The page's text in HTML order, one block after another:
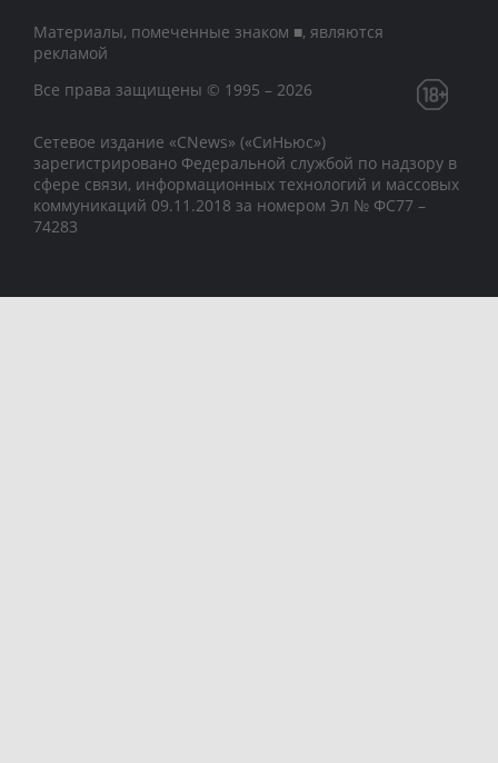
Материалы, помеченные знаком ■, являются
рекламой
Все права защищены © 1995 – 2026
Сетевое издание «CNews» («СиНьюс»)
зарегистрировано Федеральной службой по надзору в
сфере связи, информационных технологий и массовых
коммуникаций 09.11.2018 за номером Эл № ФС77 –
74283